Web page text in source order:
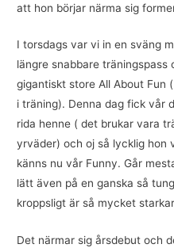
att hon börjar närma sig
I torsdags var vi in en sväng
längre snabbare
gigantiskt store All About Fun
i träning). Denna dag fick vår
rida henne ( det brukar vara
yrväder) och oj så lycklig hon
känns nu vår Funny. Går
lätt även på en ganska så
kroppsligt är så mycket
Det närmar sig årsdebut och